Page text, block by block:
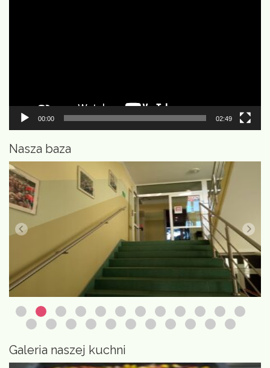
00:00 02:49
Nasza baza
Galeria naszej kuchni